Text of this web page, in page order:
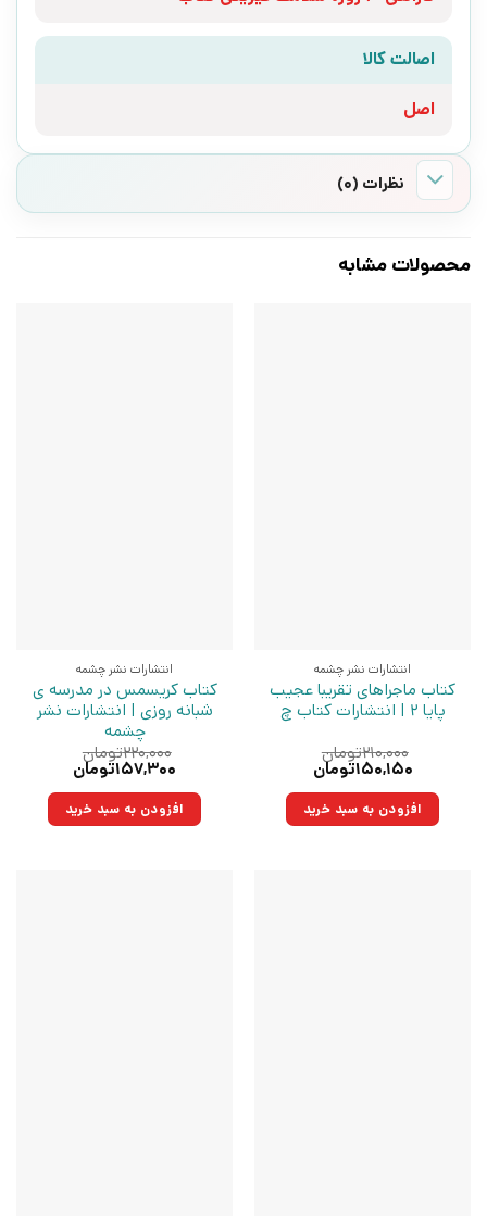
اصالت کالا
اصل
نظرات (0)
محصولات مشابه
انتشارات نشر چشمه
کتاب ماجراهای تقریبا عجیب
پایا 2 | انتشارات کتاب چ
۲۱۰,۰۰۰تومان
قیمت
۲۱۰,۰۰۰تومان
بود.
۱۵۰,۱۵۰تومان
۱۵۰,۱۵۰تومان.افزودن به سبد خرید
انتشارات نشر چشمه
کتاب کریسمس در مدرسه ی
شبانه روزی | انتشارات نشر
چشمه
۲۲۰,۰۰۰تومان
قیمت
۲۲۰,۰۰۰تومان
بود.
۱۵۷,۳۰۰تومان
۱۵۷,۳۰۰تومان.افزودن به سبد خرید